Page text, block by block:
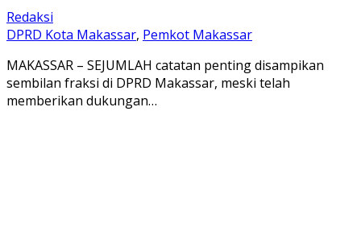
Redaksi
DPRD Kota Makassar, Pemkot Makassar
MAKASSAR – SEJUMLAH catatan penting disampikan
sembilan fraksi di DPRD Makassar, meski telah
memberikan dukungan…